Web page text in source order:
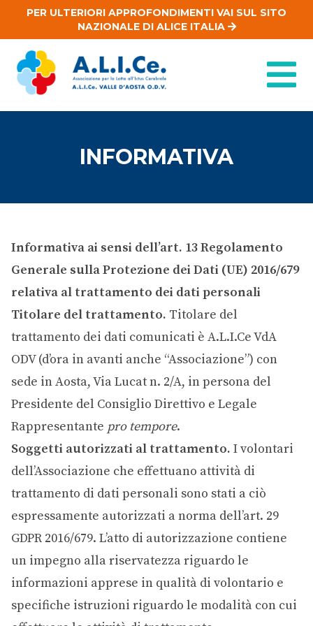
PER ULTERIORI APPROFONDIMENTI VAI SUL SITO
NAZIONALE DI ALICE ITALIA
INFORMATIVA
Informativa ai sensi dell’art. 13 Regolamento
Generale sulla Protezione dei Dati (UE) 2016/679
relativa al trattamento dei dati personali
Titolare del trattamento. Titolare del
trattamento dei dati comunicati è A.L.I.Ce VdA
ODV (d’ora in avanti anche “Associazione”) con
sede in Aosta, Via Lucat n. 2/A, in persona del
Presidente del Consiglio Direttivo e Legale
Rappresentante pro tempore.
Soggetti autorizzati al trattamento. I volontari
dell’Associazione che effettuano attività di
trattamento di dati personali sono stati a ciò
espressamente autorizzati a norma dell’art. 29
GDPR 2016/679. L’atto di autorizzazione contiene
un impegno alla riservatezza riguardo le
informazioni apprese in qualità di volontario e
specifiche istruzioni riguardo le modalità con cui